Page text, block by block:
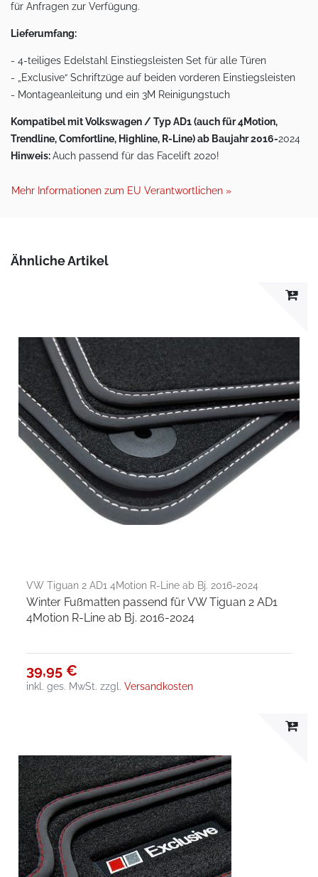
für Anfragen zur Verfügung.
Lieferumfang:
- 4-teiliges Edelstahl Einstiegsleisten Set für alle Türen
- „Exclusive“ Schriftzüge auf beiden vorderen Einstiegsleisten
- Montageanleitung und ein 3M Reinigungstuch
Kompatibel mit Volkswagen / Typ AD1 (auch für 4Motion,
Trendline, Comfortline, Highline, R-Line) ab Baujahr 2016-2024
Hinweis:Auch passend für das Facelift 2020!
Mehr Informationen zum EU Verantwortlichen »
Ähnliche Artikel
VW Tiguan 2 AD1 4Motion R-Line ab Bj. 2016-2024
Winter Fußmatten passend für VW Tiguan 2 AD1
4Motion R-Line ab Bj. 2016-2024
39,95 €
inkl. ges. MwSt. zzgl.Versandkosten